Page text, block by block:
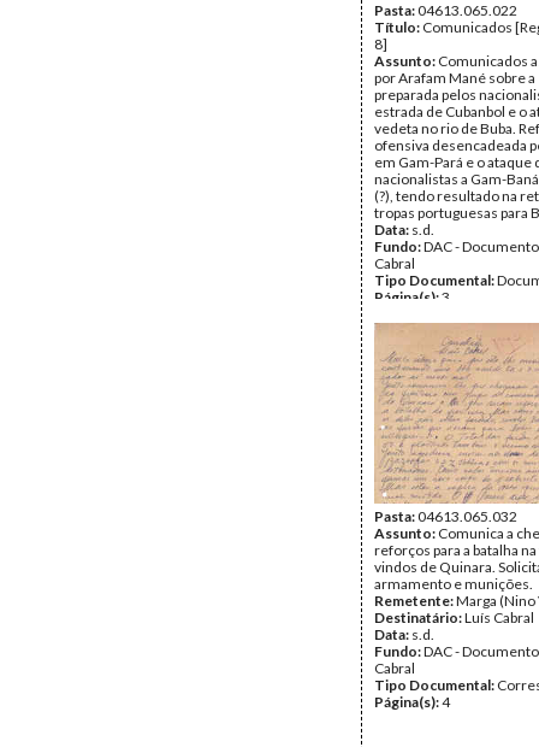
Pasta:04613.065.022
Título: Comunicados
8]
Assunto: Comunicados
por Arafam Mané sobre
preparada pelos
estrada de Cubanbol e o
vedeta no rio de Buba.
ofensiva desencadeada
em Gam-Pará e o ataque
nacionalistas a Gam-
(?), tendo resultado na
tropas portuguesas para
Data: s.d.
Fundo:DAC -
Cabral
Tipo Documental:
Página(s):3
Pasta:04613.065.032
Assunto: Comunica a
reforços para a batalha
vindos de Quinara.
armamento e munições.
Remetente:Marga (Nino
Destinatário:Luís Cabral
Data: s.d.
Fundo:DAC -
Cabral
Tipo Documental:
Página(s):4